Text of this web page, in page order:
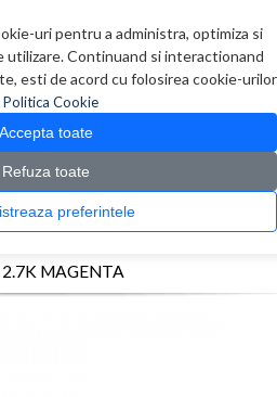
uri pentru a administra, optimiza si
utilizare. Continuand si interactionand
esti de acord cu folosirea cookie-urilor
Politica Cookie
Accepta toate
Refuza toate
Administreaza preferintele
0 produs(e)
> Toner > HP CF383A TONER 312A 2.7K
MAGENTA